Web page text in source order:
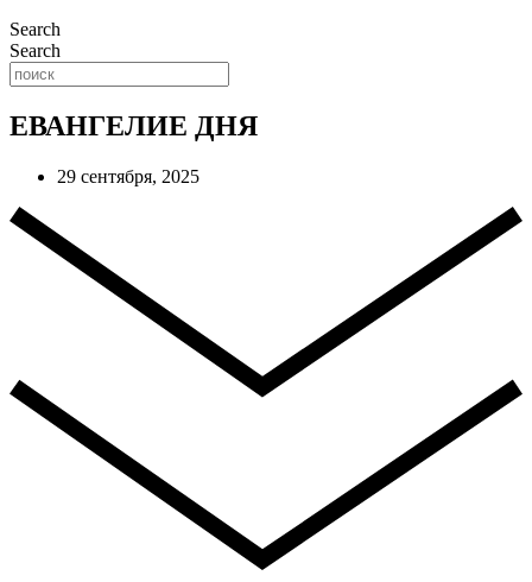
Search
Search
ЕВАНГЕЛИЕ ДНЯ
29 сентября, 2025